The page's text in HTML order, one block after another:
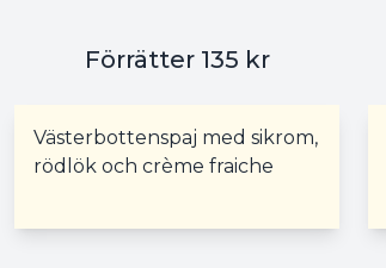
Förrätter 135 kr
Västerbottenspaj med sikrom,
rödlök och crème fraiche